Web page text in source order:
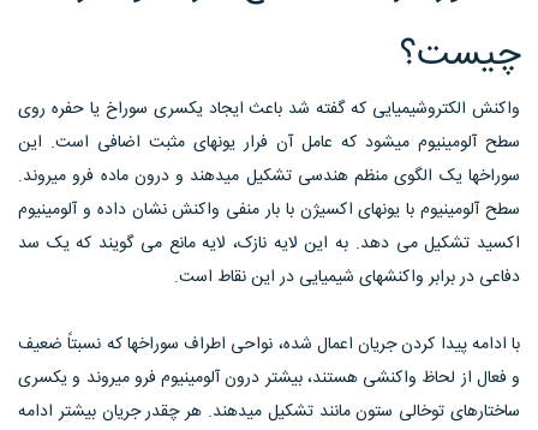
چیست؟
واکنش الکتروشیمیایی که گفته شد باعث ایجاد یکسری سوراخ یا حفره روی
سطح آلومینیوم میشود که عامل آن فرار یونهای مثبت اضافی است. این
سوراخها یک الگوی منظم هندسی تشکیل میدهند و درون ماده فرو میروند.
سطح آلومینیوم با یونهای اکسیژن با بار منفی واکنش نشان داده و آلومینیوم
اکسید تشکیل می دهد. به این لایه نازک، لایه مانع می گویند که یک سد
دفاعی در برابر واکنشهای شیمیایی در این نقاط است.
با ادامه پیدا کردن جریان اعمال شده، نواحی اطراف سوراخها که نسبتاً ضعیف
و فعال از لحاظ واکنشی هستند، بیشتر درون آلومینیوم فرو میروند و یکسری
ساختارهای توخالی ستون مانند تشکیل میدهند. هر چقدر جریان بیشتر ادامه